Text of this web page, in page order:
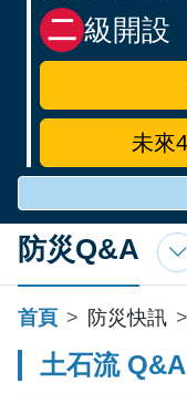
二 級開設
未來
防災Q&A
首頁 防災快訊
土石流 Q&A